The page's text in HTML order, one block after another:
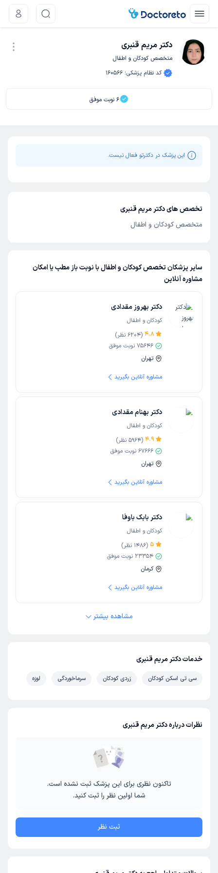
دکتر مریم قنبری
متخصص کودکان و اطفال
کد نظام پزشکی:
160566
6 نوبت موفق
این پزشک در دکترتو فعال نیست.
تخصص های دکتر مریم قنبری
متخصص کودکان و اطفال
سایر پزشکان تخصص کودکان و اطفال با نوبت باز مطب یا امکان
مشاوره آنلاین
دکتر بهروز مقدادی
کودکان و اطفال
4.8
(
6204 نظر)
75646 نوبت موفق
تهران
مشاوره آنلاین بگیرید
دکتر بهنام مقدادی
کودکان و اطفال
4.9
(
5964 نظر)
67666 نوبت موفق
تهران
مشاوره آنلاین بگیرید
دکتر بابک باوفا
کودکان و اطفال
5
(
1486 نظر)
23354 نوبت موفق
کرمان
مشاوره آنلاین بگیرید
مشاهده بیشتر
خدمات دکتر مریم قنبری
سی تی اسکن کودکان زردی کودکان سرماخوردگی لوزه
نظرات درباره دکتر مریم قنبری
تاکنون نظری برای این پزشک ثبت نشده است.
شما اولین نظر را ثبت کنید.
ثبت نظر